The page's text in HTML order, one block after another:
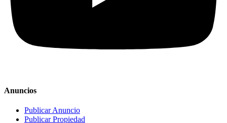
Anuncios
Publicar Anuncio
Publicar Propiedad